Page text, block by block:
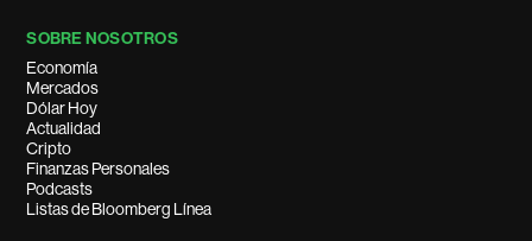
SOBRE NOSOTROS
Economía
Mercados
Dólar Hoy
Actualidad
Cripto
Finanzas Personales
Podcasts
Listas de Bloomberg Línea